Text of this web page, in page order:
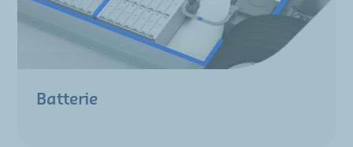
Batterie